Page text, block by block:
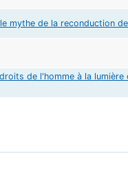
mythe de la reconduction
de l'homme à la